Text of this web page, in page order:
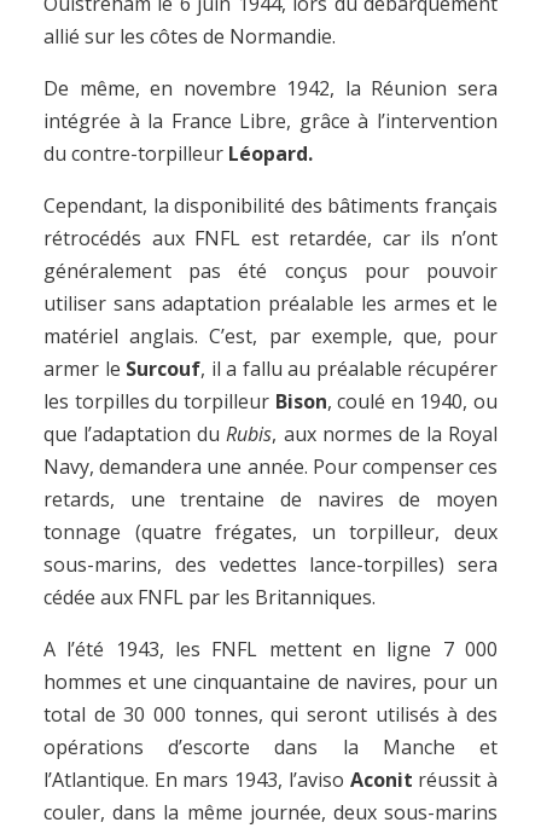
allié sur les côtes de Normandie.
De même, en novembre 1942, la Réunion sera
intégrée à la France Libre, grâce à l’intervention
du contre-torpilleur Léopard.
Cependant, la disponibilité des bâtiments français
rétrocédés aux FNFL est retardée, car ils n’ont
généralement pas été conçus pour pouvoir
utiliser sans adaptation préalable les armes et le
matériel anglais. C’est, par exemple, que, pour
armer le Surcouf, il a fallu au préalable récupérer
les torpilles du torpilleur Bison, coulé en 1940, ou
que l’adaptation duRubis, aux normes de la Royal
Navy, demandera une année. Pour compenser ces
retards, une trentaine de navires de moyen
tonnage (quatre frégates, un torpilleur, deux
sous-marins, des vedettes lance-torpilles) sera
cédée aux FNFL par les Britanniques.
A l’été 1943, les FNFL mettent en ligne 7 000
hommes et une cinquantaine de navires, pour un
total de 30 000 tonnes, qui seront utilisés à des
opérations d’escorte dans la Manche et
l’Atlantique. En mars 1943, l’aviso Aconit réussit à
couler, dans la même journée, deux sous-marins